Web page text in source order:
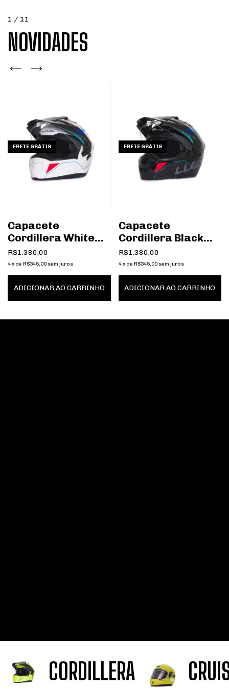
1 / 11
NOVIDADES
FRETE GRÁTIS
Capacete
Cordillera White
Red Blue
R$1.380,00
4x de R$345,00 sem juros
ADICIONAR AO CARRINHO
FRETE GRÁTIS
Capacete
Cordillera Black
Red Blue
R$1.380,00
4 x de R$345,00 sem juros
ADICIONAR AO CARRINHO
1 / 3
MAGNO-X
CORDILLERA